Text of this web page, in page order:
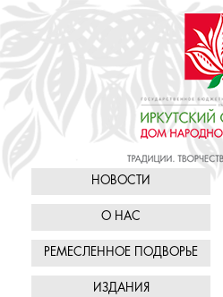
НОВОСТИ
О НАС
РЕМЕСЛЕННОЕ ПОДВОРЬЕ
ИЗДАНИЯ